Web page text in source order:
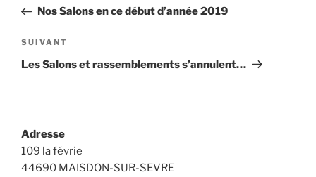
l’article
précédent
Nos Salons en ce début d’année 2019
Article
suivant
SUIVANT
Les Salons et rassemblements s’annulent…
Adresse
109 la févrie
44690 MAISDON-SUR-SEVRE